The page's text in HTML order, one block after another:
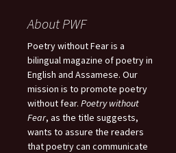
About PWF
Poetry without Fear is a
bilingual magazine of poetry in
English and Assamese. Our
mission is to promote poetry
without fear. Poetry without
Fear, as the title suggests,
wants to assure the readers
that poetry can communicate